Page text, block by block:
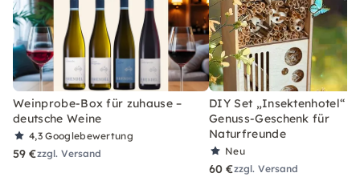
Weinprobe-Box für zuhause –
deutsche Weine
4,3Googlebewertung
59 €zzgl. Versand
DIY Set „Insektenhotel“ –
Genuss-Geschenk für
Naturfreunde
Neu
60 €zzgl. Versand